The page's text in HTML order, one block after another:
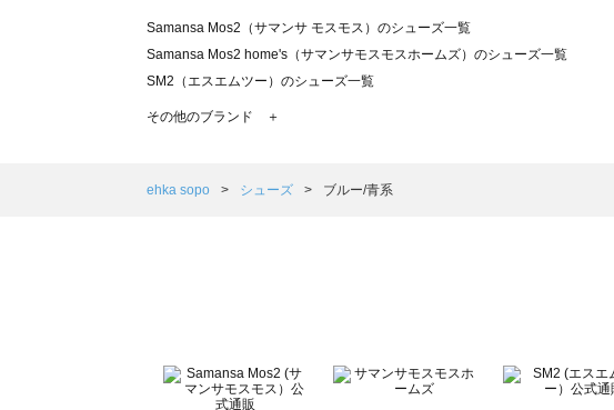
Samansa Mos2（サマンサ モスモス）のシューズ一覧
Samansa Mos2 home's（サマンサモスモスホームズ）のシューズ一覧
SM2（エスエムツー）のシューズ一覧
TSUHARU by Samansa Mos2（ツハルバイサマンサモスモス）のシューズ一覧
Samansa Mos2 Lagom（サマンサモスモス ラーゴム）のシューズ一覧
BETTY'S BLUE（べティーズブルー）のシューズ一覧
Wpc.（ワールドパーティー）のシューズ一覧
その他のブランド ＋
ehka sopo シューズ ブルー/青系